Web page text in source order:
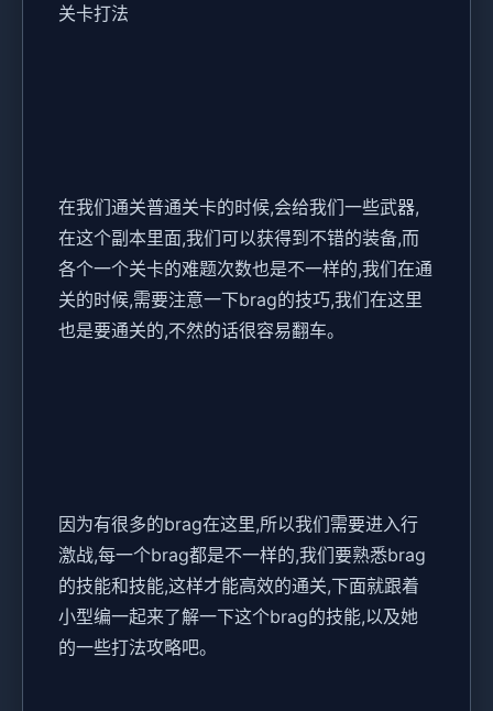
关卡打法
在我们通关普通关卡的时候,会给我们一些武器,
在这个副本里面,我们可以获得到不错的装备,而
各个一个关卡的难题次数也是不一样的,我们在通
关的时候,需要注意一下brag的技巧,我们在这里
也是要通关的,不然的话很容易翻车。
因为有很多的brag在这里,所以我们需要进入行
激战,每一个brag都是不一样的,我们要熟悉brag
的技能和技能,这样才能高效的通关,下面就跟着
小型编一起来了解一下这个brag的技能,以及她
的一些打法攻略吧。